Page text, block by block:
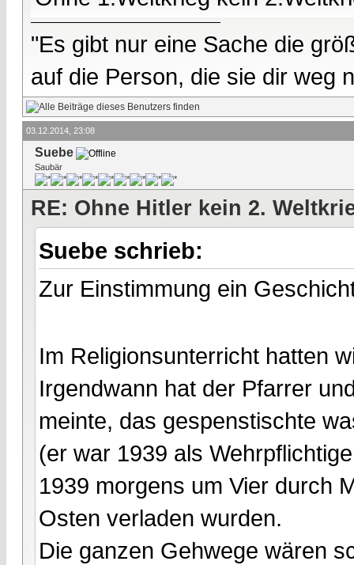
"Es gibt nur eine Sache die
auf die Person, die sie dir weg
03.12.2014, 23:08
Suebe
Saubär
RE: Ohne Hitler kein 2.
Suebe schrieb:
Zur Einstimmung ein
Im Religionsunterricht hatten
Irgendwann hat der Pfarrer
meinte, das gespenstischte
(er war 1939 als
1939 morgens um Vier durch
Osten verladen wurden.
Die ganzen Gehwege wären